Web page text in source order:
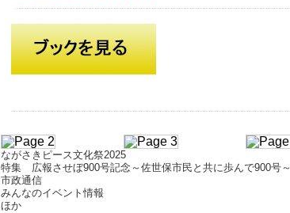
ながさきピース文化祭2025
特集 広報させぼ900号記念～佐世保市民と共に歩んで900号～
市政通信
みんなのイベント情報
ほか